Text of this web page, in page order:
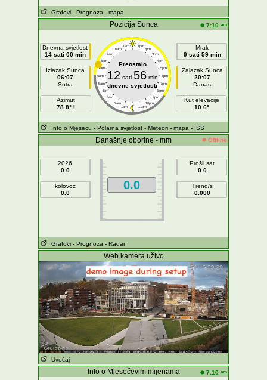
Grafovi - Prognoza - mapa
Pozicija Sunca 7:10 am
Dnevna svjetlost
14 sati 00 min
Izlazak Sunca
06:07
Sutra
Azimut
78.8° I
11am 1pm
10am 2pm
9am 3pm
8am 4pm
7am 5pm
6am 6pm
5am 7pm
4am 8pm
3am 9pm
2am 10pm
1am 11pm
Preostalo
12 sati 56min
dnevne svjetlosti
Mrak
9 sati 59 min
Zalazak Sunca
20:07
Danas
Kut elevacije
10.6°
Info o Mjesecu - Polarna svjetlost - Meteori - mapa - ISS
Današnje oborine - mm Offline
2026
0.0
kolovoz
0.0
0.0
Prošli sat
0.0
Trend/s
0.000
Grafovi - Prognoza - Radar
Web kamera uživo
Uvećaj
Info o Mjesečevim mijenama 7:10 am